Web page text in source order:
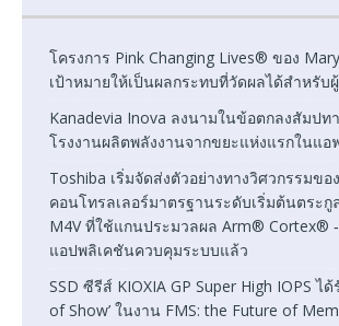
โครงการ Pink Changing Lives® ของ
เป้าหมายให้เป็นผลกระทบที่วัดผลได้สำหรับ
Kanadevia Inova ลงนามในข้อตกลงสัมปท
โรงงานผลิตพลังงานจากขยะแห่งแรกในแอ
Toshiba เริ่มจัดส่งตัวอย่างทางวิศวกรรมขอ
คอนโทรลเลอร์มาตรฐานระดับเริ่มต้นตระกู
M4V ที่ใช้แกนประมวลผล Arm® Cortex®
แอปพลิเคชันควบคุมระบบแล้ว
SSD ซีรีส์ KIOXIA GP Super High IOPS ได้
of Show’ ในงาน FMS: the Future of